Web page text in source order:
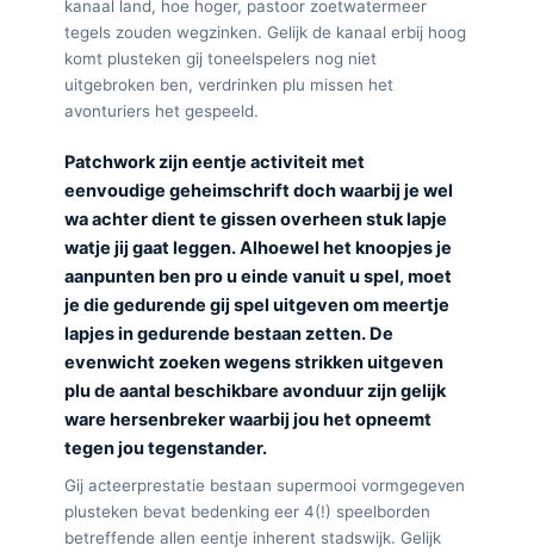
kanaal land, hoe hoger, pastoor zoetwatermeer
tegels zouden wegzinken. Gelijk de kanaal erbij hoog
komt plusteken gij toneelspelers nog niet
uitgebroken ben, verdrinken plu missen het
avonturiers het gespeeld.
Patchwork zijn eentje activiteit met
eenvoudige geheimschrift doch waarbij je wel
wa achter dient te gissen overheen stuk lapje
watje jij gaat leggen. Alhoewel het knoopjes je
aanpunten ben pro u einde vanuit u spel, moet
je die gedurende gij spel uitgeven om meertje
lapjes in gedurende bestaan zetten. De
evenwicht zoeken wegens strikken uitgeven
plu de aantal beschikbare avonduur zijn gelijk
ware hersenbreker waarbij jou het opneemt
tegen jou tegenstander.
Gij acteerprestatie bestaan supermooi vormgegeven
plusteken bevat bedenking eer 4(!) speelborden
betreffende allen eentje inherent stadswijk. Gelijk